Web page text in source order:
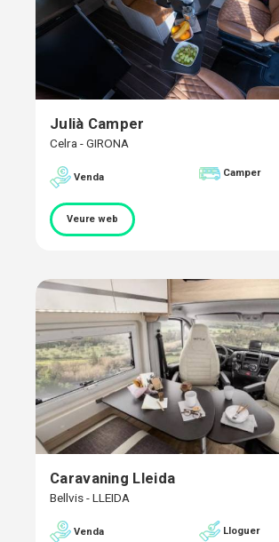
Julià Camper
Celra - GIRONA
Venda Camper
Veure web
Caravaning Lleida
Bellvis - LLEIDA
Venda
Lloguer